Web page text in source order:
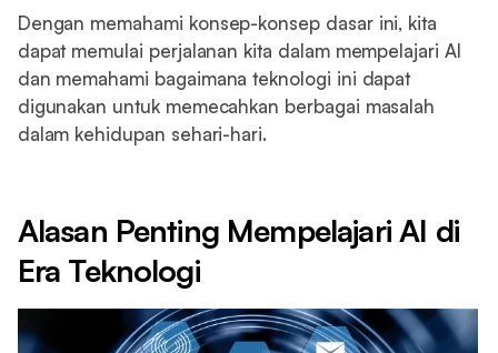
Dengan memahami konsep-konsep dasar ini, kita
dapat memulai perjalanan kita dalam mempelajari AI
dan memahami bagaimana teknologi ini dapat
digunakan untuk memecahkan berbagai masalah
dalam kehidupan sehari-hari.
Alasan Penting Mempelajari AI di
Era Teknologi